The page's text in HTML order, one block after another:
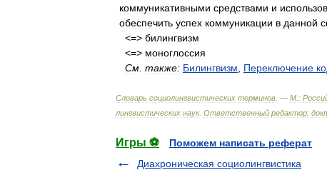
коммуникативными средствами и
обеспечить успех коммуникации в данной
<=> билингвизм
<=> моноглоссия
См также: Билингвизм Переключение
Словарь социолингвистических терминов . — М :
лингвистических наук. Ответственный редактор:
Игры ⚽
Поможем написать реферат
Диахроническая социолингвистика